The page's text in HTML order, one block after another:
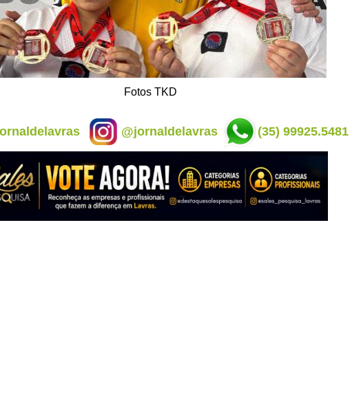
Fotos TKD
@jornaldelavras (35) 99925.5481